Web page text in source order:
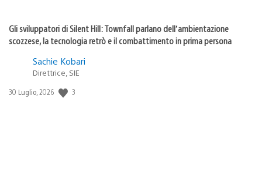
Gli sviluppatori di Silent Hill: Townfall parlano dell’ambientazione
scozzese, la tecnologia retrò e il combattimento in prima persona
Sachie Kobari
Direttrice, SIE
Data
30 Luglio, 2026 3